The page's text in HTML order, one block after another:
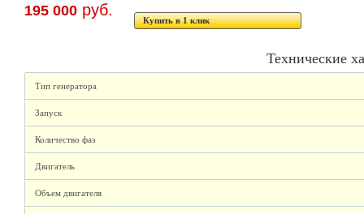
195 000 руб.
Купить в 1 клик
Технические
Тип генератора
Запуск
Количество фаз
Двигатель
Объем двигателя